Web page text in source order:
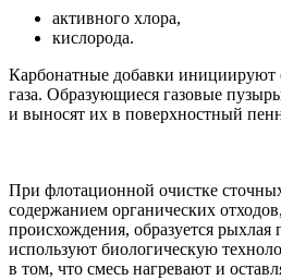
активного хлора,
кислорода.
Карбонатные добавки инициируют
газа. Образующиеся газовые
и выносят их в поверхностный
При флотационной очистке
содержанием органических
происхождения, образуется рыхлая
используют биологическую
в том, что смесь нагревают и